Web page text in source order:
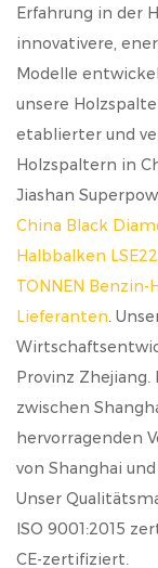
Erfahrung in der
innovativere,
Modelle
unsere
etablierter und
Holzspaltern in
Jiashan
China Black
Halbbalken
TONNEN Benzin-
Lieferanten.
Provinz
zwischen
hervorragenden
von Shanghai
Unser
ISO 9001:2015
CE-zertifiziert.